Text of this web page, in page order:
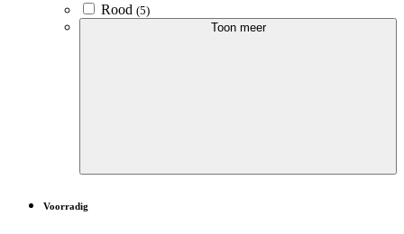
Rood (5)
Toon meer
Voorradig